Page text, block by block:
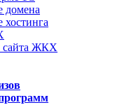
домена
сайта ЖКХ